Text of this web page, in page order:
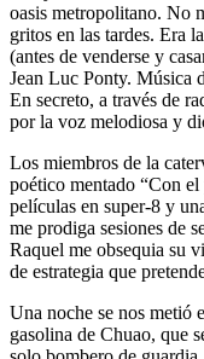
oasis metropolitano. No
gritos en las tardes. Era
(antes de venderse y
Jean Luc Ponty. Música
En secreto, a través de
por la voz melodiosa y
Los miembros de la
poético mentado “Con
películas en super-8 y
me prodiga sesiones de
Raquel me obsequia su
de estrategia que
Una noche se nos metió
gasolina de Chuao, que